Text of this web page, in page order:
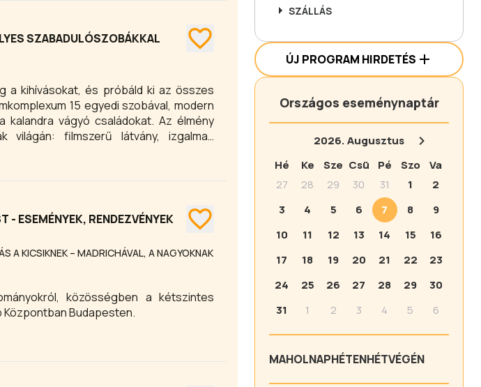
SZABADULÓSZOBÁKKAL
a kihívásokat, és próbáld ki az összes
15 egyedi szobával, modern
vágyó családokat. Az élmény
világán: filmszerű látvány, izgalmas
ESEMÉNYEK, RENDEZVÉNYEK
A KICSIKNEK – MADRICHÁVAL, A NAGYOKNAK
közösségben a kétszintes
Budapesten.
SZÁLLÁS
ÚJ PROGRAM HIRDETÉS
Országos eseménynaptár
2026.Augusztus
Hé
Ke Sze Csü Pé Szo
Va
27
28 29 30 31 1
2
3
4 5 6 7 8
9
10
11 12 13 14 15
16
17
18 19 20 21 22
23
24
25 26 27 28 29
30
31
1 2 3 4 5 6
MAHOLNAPHÉTENHÉTVÉGÉN